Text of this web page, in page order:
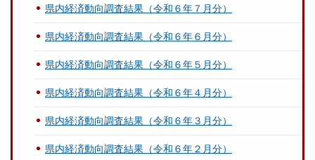
県内経済動向調査結果（令和６年７月分）
県内経済動向調査結果（令和６年６月分）
県内経済動向調査結果（令和６年５月分）
県内経済動向調査結果（令和６年４月分）
県内経済動向調査結果（令和６年３月分）
県内経済動向調査結果（令和６年２月分）